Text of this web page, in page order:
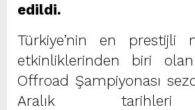
edildi.
Türkiye’nin en prestijli
etkinliklerinden biri
Offroad Şampiyonası
Aralık tarihleri